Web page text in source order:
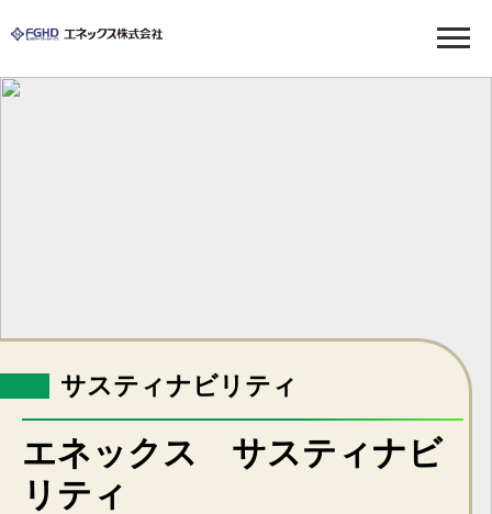
ガス機器の販売
福祉・介護
介護リフォーム
サスティナビリティ
エネックス サスティナビ
リティ